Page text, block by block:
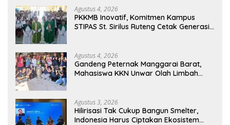
Agustus 4, 2026
PKKMB Inovatif, Komitmen Kampus
STIPAS St. Sirilus Ruteng Cetak Generasi
Agustus 4, 2026
Gandeng Peternak Manggarai Barat,
Mahasiswa KKN Unwar Olah Limbah
Agustus 3, 2026
Hilirisasi Tak Cukup Bangun Smelter,
Indonesia Harus Ciptakan Ekosistem